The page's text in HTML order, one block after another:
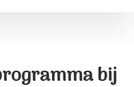
bij